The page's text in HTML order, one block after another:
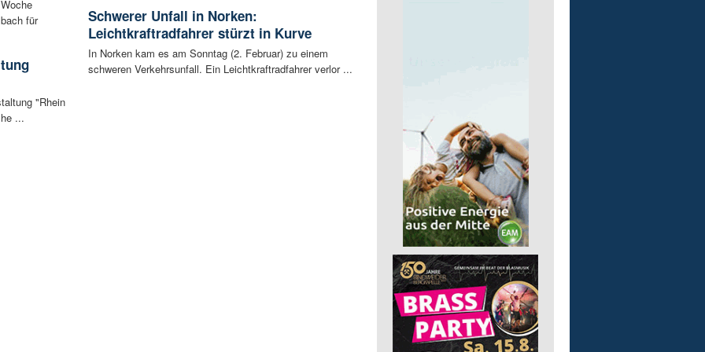
für
"Rhein
...
Schwerer Unfall in Norken:
Leichtkraftradfahrer stürzt in Kurve
In Norken kam es am Sonntag (2. Februar) zu einem
schweren Verkehrsunfall. Ein Leichtkraftradfahrer verlor ...